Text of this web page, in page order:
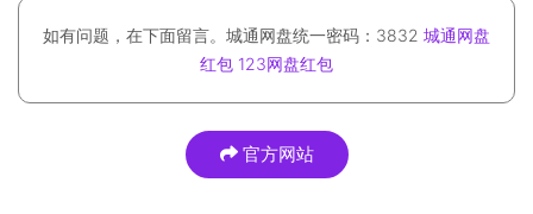
如有问题，在下面留言。城通网盘统一密码：3832 城通网盘
红包 123网盘红包
官方网站